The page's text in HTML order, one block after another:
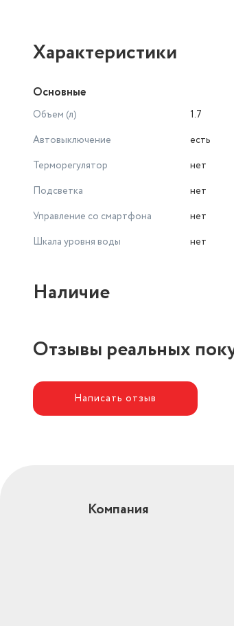
Характеристики
Основные
Объем (л)
1.7
Автовыключение
есть
Терморегулятор
нет
Подсветка
нет
Управление со смартфона
нет
Шкала уровня воды
нет
Наличие
Отзывы реальных
Написать отзыв
Компания